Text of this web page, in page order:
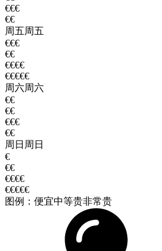
€€€
€€
周五周五
€€€
€€
€€€€
€€€€€
周六周六
€€
€€
€€€
€€
周日 周日
€
€€
€€€€
€€€€€
图例： 便宜中等贵非常贵